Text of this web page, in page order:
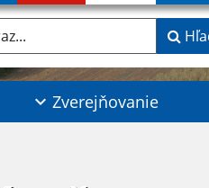
Zverejňovanie